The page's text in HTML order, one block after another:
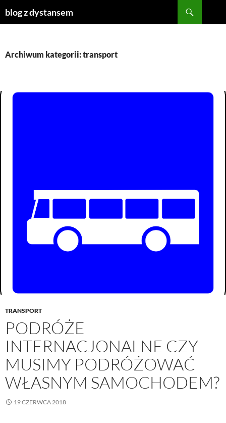
blog z dystansem
Archiwum kategorii: transport
TRANSPORT
PODRÓŻE
INTERNACJONALNE CZY
MUSIMY PODRÓŻOWAĆ
WŁASNYM SAMOCHODEM?
19 CZERWCA 2018